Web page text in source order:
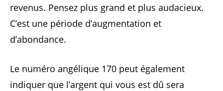
revenus. Pensez plus grand et plus audacieux.
C’est une période d’augmentation et
d’abondance.
Le numéro angélique 170 peut également
indiquer que l’argent qui vous est dû sera